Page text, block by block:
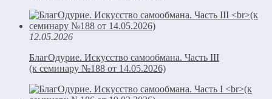
12.05.2026
БлагОдурие. Искусство самообмана. Часть III
(к семинару №188 от 14.05.2026)